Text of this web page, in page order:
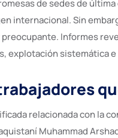
de sedes de
internacional. Sin
Informes
explotación sistemática
relacionada con la
Muhammad